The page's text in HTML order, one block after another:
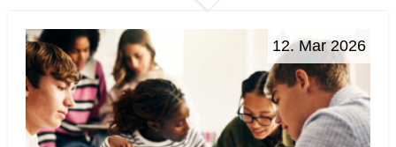
12. Mar 2026